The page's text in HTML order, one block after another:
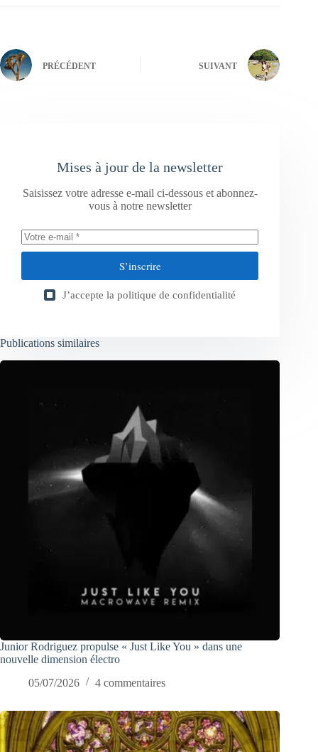
PRÉCÉDENT SUIVANT
Mises à jour de la newsletter
Saisissez votre adresse e-mail ci-dessous et abonnez-
vous à notre newsletter
S’inscrire
J’accepte la politique de confidentialité
Publications similaires
Junior Rodriguez propulse « Just Like You » dans une
nouvelle dimension électro
05/07/2026
4 commentaires